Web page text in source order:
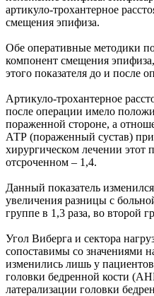
артикуло-трохантерное
смещения эпифиза.
Обе оперативные методики
компонент смещения
этого показателя до и после
Артикуло-трохантерное
после операции имело
пораженной стороне, а
АТР (пораженный сустав)
хирургическом лечении этот
отсроченном – 1,4.
Данный показатель
увеличения разницы с
группе в 1,3 раза, во второй
Угол Виберга и сектора
сопоставимы со значениями
изменились лишь у
головки бедренной кости
латерализации головки